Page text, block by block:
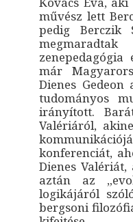
művész lett
pedig Berczik
már
Dienes
tudományos
irányított.
Valériáról,
konferenciát,
Dienes
aztán az
logikájáról
bergsoni